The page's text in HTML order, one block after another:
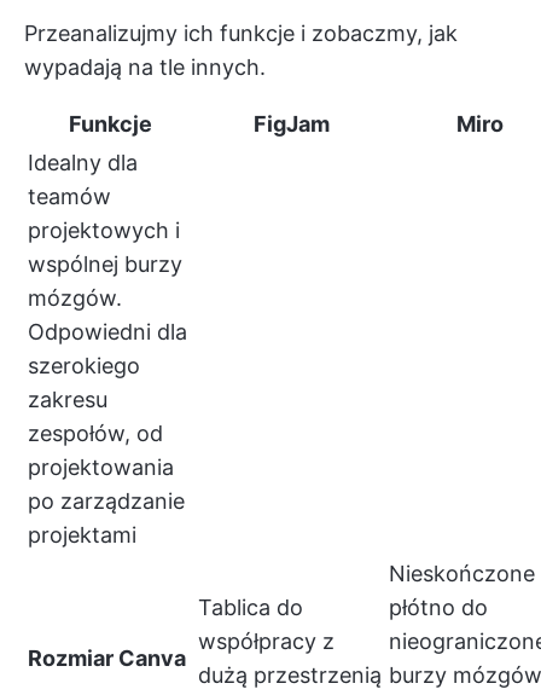
Przeanalizujmy ich funkcje i zobaczmy, jak
wypadają na tle innych.
Funkcje FigJam
Miro
Idealny dla
teamów
projektowych i
wspólnej burzy
mózgów.
Odpowiedni dla
szerokiego
zakresu
zespołów, od
projektowania
po zarządzanie
projektami
Rozmiar Canva
Tablica do
współpracy z
dużą przestrzenią
Nieskończone
płótno do
burzy